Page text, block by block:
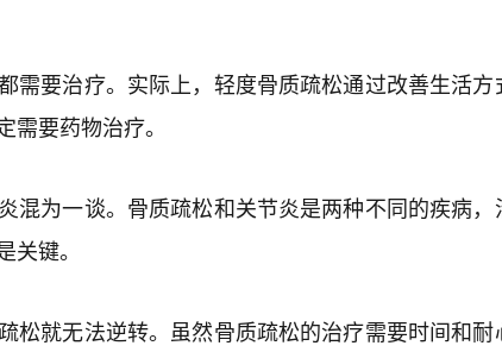
需要治疗。实际上，轻度骨质疏松通过改善生活方
需要药物治疗。
混为一谈。骨质疏松和关节炎是两种不同的疾病，
关键。
松就无法逆转。虽然骨质疏松的治疗需要时间和耐